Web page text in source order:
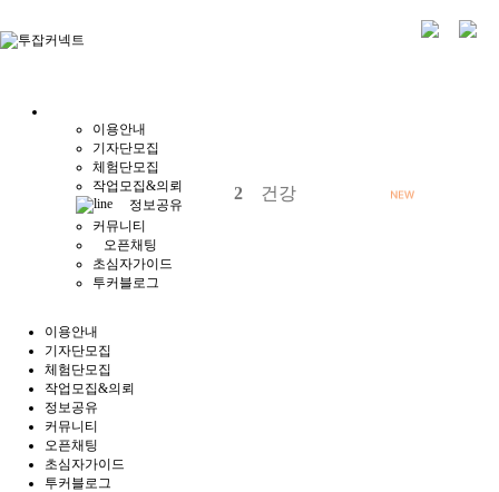
이용안내
기자단모집
체험단모집
작업모집&의뢰
정보공유
커뮤니티
오픈채팅
초심자가이드
투커블로그
3 함께
이용안내
기자단모집
체험단모집
작업모집&의뢰
정보공유
커뮤니티
오픈채팅
초심자가이드
투커블로그